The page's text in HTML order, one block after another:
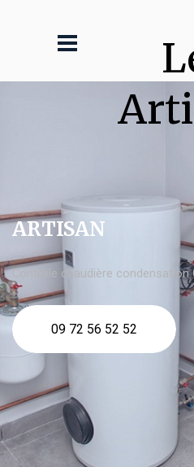
ARTISAN
Contrôle chaudière condensation
09 72 56 52 52